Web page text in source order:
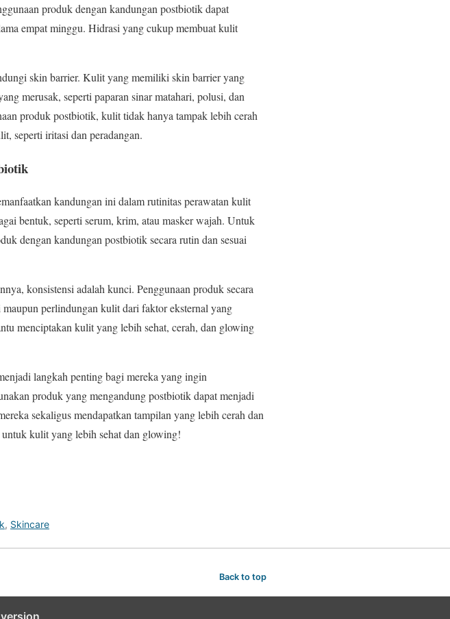
produk dengan kandungan postbiotik dapat
empat minggu. Hidrasi yang cukup membuat kulit
skin barrier. Kulit yang memiliki skin barrier yang
merusak, seperti paparan sinar matahari, polusi, dan
produk postbiotik, kulit tidak hanya tampak lebih cerah
seperti iritasi dan peradangan.
kandungan ini dalam rutinitas perawatan kulit
bentuk, seperti serum, krim, atau masker wajah. Untuk
dengan kandungan postbiotik secara rutin dan sesuai
konsistensi adalah kunci. Penggunaan produk secara
perlindungan kulit dari faktor eksternal yang
menciptakan kulit yang lebih sehat, cerah, dan glowing
langkah penting bagi mereka yang ingin
produk yang mengandung postbiotik dapat menjadi
sekaligus mendapatkan tampilan yang lebih cerah dan
kulit yang lebih sehat dan glowing!
, Skincare
Back to top